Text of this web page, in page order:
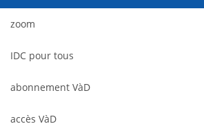
zoom
IDC pour tous
abonnement VàD
accès VàD